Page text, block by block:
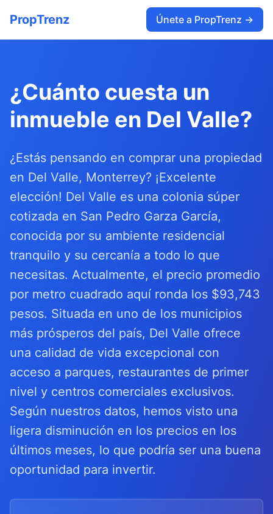
PropTrenz Únete a PropTrenz →
¿Cuánto cuesta un
inmueble en Del Valle?
¿Estás pensando en comprar una propiedad
en Del Valle, Monterrey? ¡Excelente
elección! Del Valle es una colonia súper
cotizada en San Pedro Garza García,
conocida por su ambiente residencial
tranquilo y su cercanía a todo lo que
necesitas. Actualmente, el precio promedio
por metro cuadrado aquí ronda los $93,743
pesos. Situada en uno de los municipios
más prósperos del país, Del Valle ofrece
una calidad de vida excepcional con
acceso a parques, restaurantes de primer
nivel y centros comerciales exclusivos.
Según nuestros datos, hemos visto una
ligera disminución en los precios en los
últimos meses, lo que podría ser una buena
oportunidad para invertir.